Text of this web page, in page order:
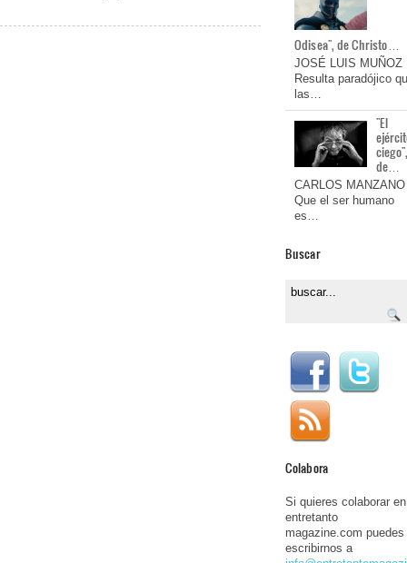
Odisea", de Christo…
JOSÉ LUIS MUÑOZ
Resulta paradójico
las…
"El
de…
CARLOS MANZANO
Que el ser humano
es…
Buscar
Colabora
Si quieres colaborar en
entretanto
magazine.com puedes
escribirnos a